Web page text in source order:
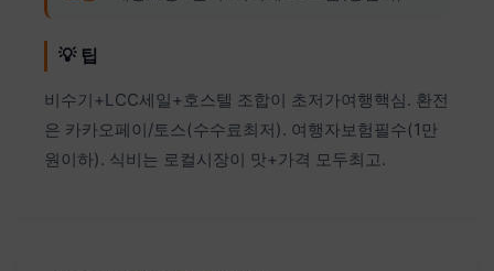
💡 팁
비수기+LCC세일+호스텔 조합이 초저가여행핵심. 환전
은 카카오페이/토스(수수료최저). 여행자보험필수(1만
원이하). 식비는 로컬시장이 맛+가격 모두최고.